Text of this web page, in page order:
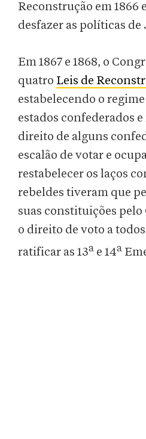
Reconstrução em 1866
desfazer as políticas de
Em 1867 e 1868, o
quatro Leis de
estabelecendo o
estados confederados
direito de alguns
escalão de votar e
restabelecer os laços
rebeldes tiveram que
suas constituições
o direito de voto a
ratificar as 13a e 14a